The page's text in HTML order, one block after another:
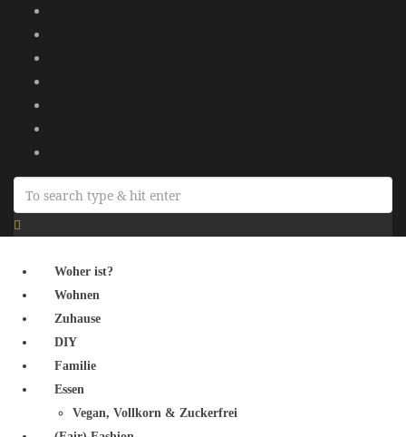
Woher ist?
Wohnen
Zuhause
DIY
Familie
Essen
Vegan, Vollkorn & Zuckerfrei